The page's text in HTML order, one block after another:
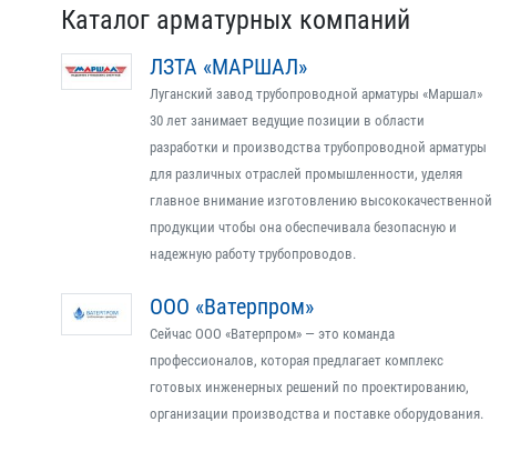
Каталог арматурных компаний
ЛЗТА «МАРШАЛ»
Луганский завод трубопроводной арматуры «Маршал»
30 лет занимает ведущие позиции в области
разработки и производства трубопроводной арматуры
для различных отраслей промышленности, уделяя
главное внимание изготовлению высококачественной
продукции чтобы она обеспечивала безопасную и
надежную работу трубопроводов.
ООО «Ватерпром»
Сейчас ООО «Ватерпром» — это команда
профессионалов, которая предлагает комплекс
готовых инженерных решений по проектированию,
организации производства и поставке оборудования.